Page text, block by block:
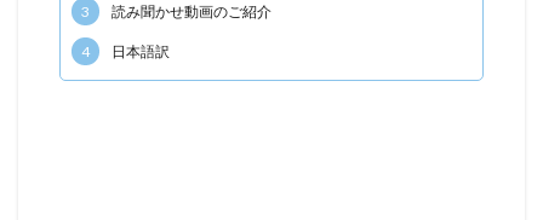
3 読み聞かせ動画のご紹介
4 日本語訳